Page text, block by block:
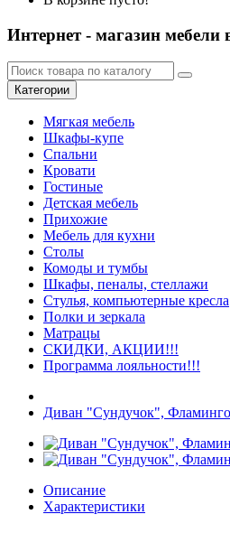
Интернет - магазин мебели
Категории
Мягкая мебель
Шкафы-купе
Спальни
Кровати
Гостиные
Детская мебель
Прихожие
Мебель для кухни
Столы
Комоды и тумбы
Шкафы, пеналы, стеллажи
Стулья, компьютерные кресла
Полки и зеркала
Матрацы
СКИДКИ, АКЦИИ!!!
Программа лояльности!!!
Диван "Сундучок", Фламинго
Описание
Характеристики